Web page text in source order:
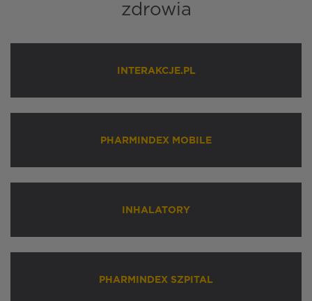
zdrowia
INTERAKCJE.PL
PHARMINDEX MOBILE
INHALATORY
PHARMINDEX SZPITAL